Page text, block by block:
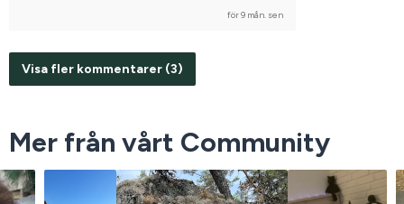
för 9 mån. sen
Visa fler kommentarer (3)
Mer från vårt Community